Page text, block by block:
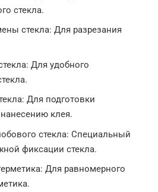
стекла.
стекла: Для разрезания
Для удобного
Для подготовки
клея.
стекла: Специальный
фиксации стекла.
Для равномерного